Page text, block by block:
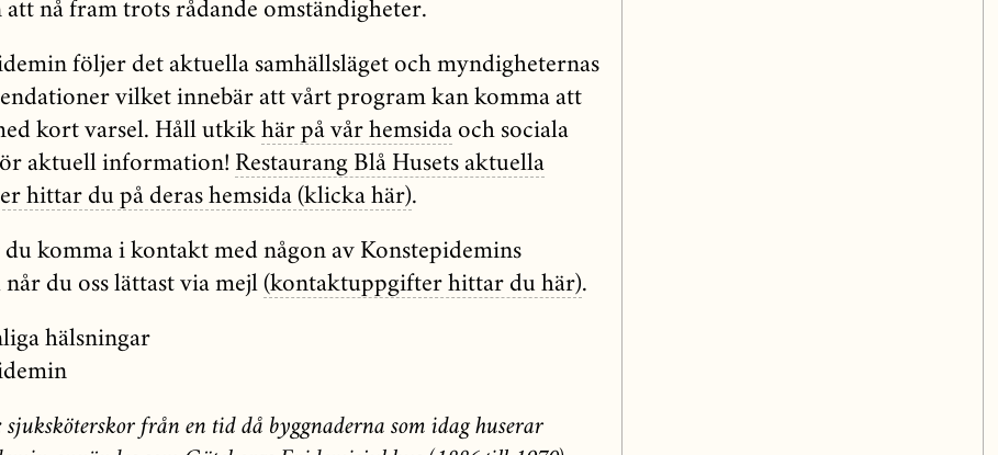
nå fram trots rådande omständigheter.
följer det aktuella samhällsläget och myndigheternas
vilket innebär att vårt program kan komma att
kort varsel. Håll utkikhär på vår hemsida och sociala
aktuell information! Restaurang Blå Husets aktuella
hittar du på deras hemsida (klicka här).
du komma i kontakt med någon av Konstepidemins
når du oss lättast via mejl(kontaktuppgifter hittar du här).
hälsningar
sjuksköterskor från en tid då byggnaderna som idag huserar